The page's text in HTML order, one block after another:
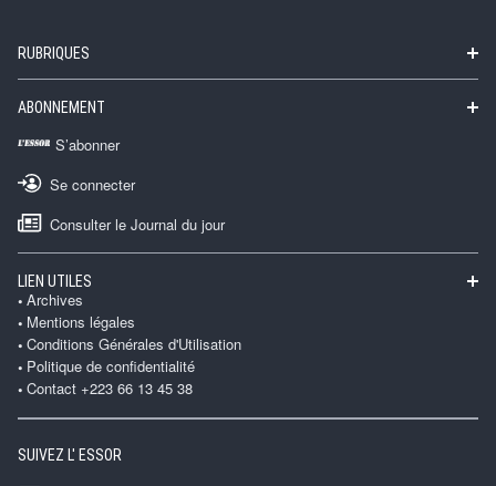
RUBRIQUES
ABONNEMENT
S’abonner
Se connecter
Consulter le Journal du jour
LIEN UTILES
Archives
Mentions légales
Conditions Générales d'Utilisation
Politique de confidentialité
Contact +223 66 13 45 38
SUIVEZ L' ESSOR